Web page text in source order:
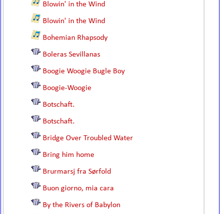
Blowin' in the Wind
Blowin' in the Wind
Bohemian Rhapsody
Boleras Sevillanas
Boogie Woogie Bugle Boy
Boogie-Woogie
Botschaft.
Botschaft.
Bridge Over Troubled Water
Bring him home
Brurmarsj fra Sørfold
Buon giorno, mia cara
By the Rivers of Babylon